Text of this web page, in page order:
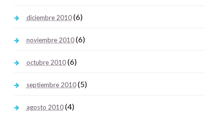
diciembre 2010(6)
noviembre 2010(6)
octubre 2010(6)
septiembre 2010(5)
agosto 2010(4)